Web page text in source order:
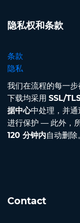
隐私权和条款
条款
隐私
我们在流程的每一
下载均采用 SSL/
据中心中处理，并
进行保护 — 此外，
120 分钟内自动删除
Contact